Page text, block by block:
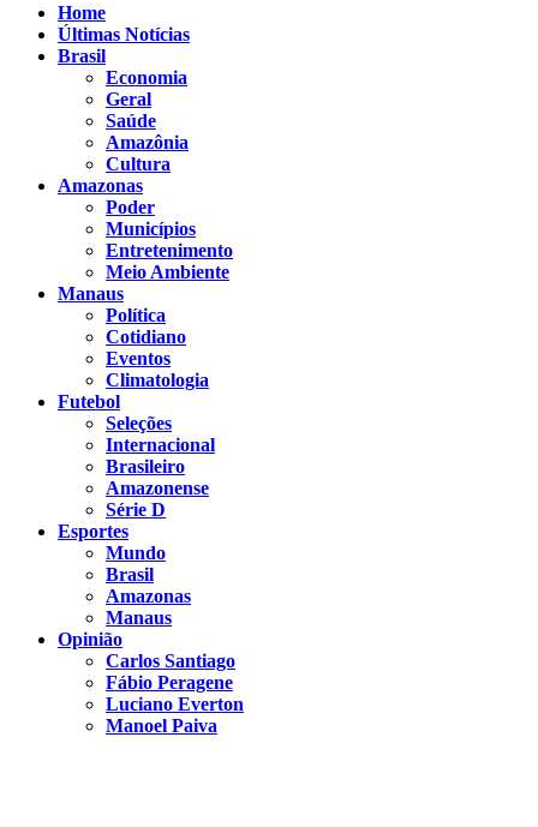
Home
Últimas Notícias
Brasil
Economia
Geral
Saúde
Amazônia
Cultura
Amazonas
Poder
Municípios
Entretenimento
Meio Ambiente
Manaus
Política
Cotidiano
Eventos
Climatologia
Futebol
Seleções
Internacional
Brasileiro
Amazonense
Série D
Esportes
Mundo
Brasil
Amazonas
Manaus
Opinião
Carlos Santiago
Fábio Peragene
Luciano Everton
Manoel Paiva